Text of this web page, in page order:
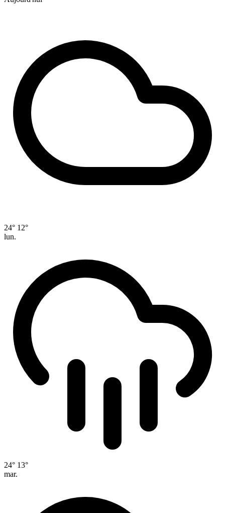
24° 12°
lun.
24° 13°
mar.